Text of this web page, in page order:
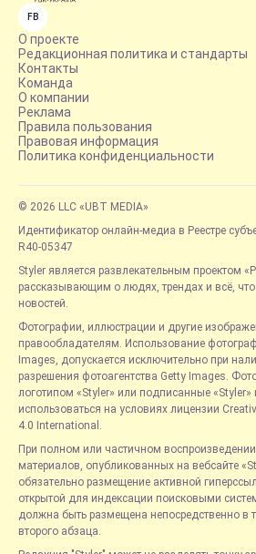
FB
О проекте
Редакционная политика и стандарты
Контакты
Команда
О компании
Реклама
Правила пользования
Правовая информация
Политика конфиденциальности
© 2026 LLC «UBT MEDIA»
Идентификатор онлайн-медиа в Реестре
R40-05347
Styler является развлекательным проектом
рассказывающим о людях, трендах и всё, что
новостей.
Фотографии, иллюстрации и другие
правообладателям. Использование
Images, допускается исключительно при
разрешения фотоагентства Getty Images.
логотипом «Styler» или подписанные «Styler»
использоваться на условиях лицензии
4.0 International.
При полном или частичном
материалов, опубликованных на вебсайте
обязательно размещение активной
открытой для индексации поисковыми
должна быть размещена непосредственно в
второго абзаца.